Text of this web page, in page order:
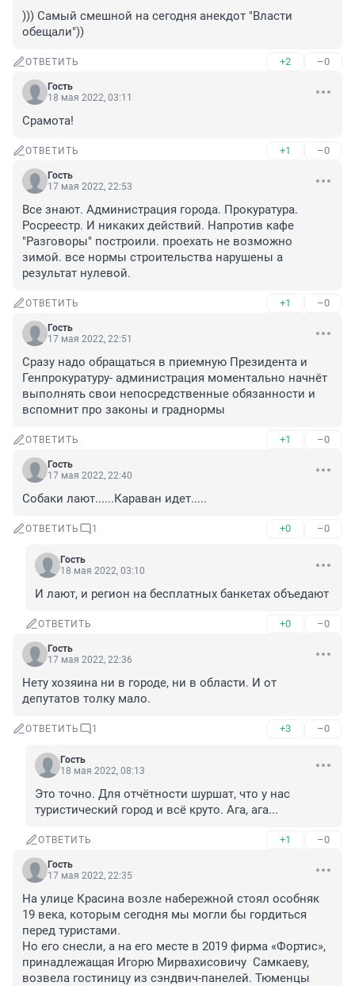
))) Самый смешной на сегодня анекдот "Власти
обещали"))
ОТВЕТИТЬ +2 –0
Гость
18 мая 2022, 03:11
Срамота!
ОТВЕТИТЬ +1 –0
Гость
17 мая 2022, 22:53
Все знают. Администрация города. Прокуратура.
Росреестр. И никаких действий. Напротив кафе
"Разговоры" построили. проехать не возможно
зимой. все нормы строительства нарушены а
результат нулевой.
ОТВЕТИТЬ +1 –0
Гость
17 мая 2022, 22:51
Сразу надо обращаться в приемную Президента и
Генпрокуратуру- администрация моментально начнёт
выполнять свои непосредственные обязанности и
вспомнит про законы и граднормы
ОТВЕТИТЬ +1 –0
Гость
17 мая 2022, 22:40
Собаки лают......Караван идет.....
ОТВЕТИТЬ 1 +0 –0
Гость
18 мая 2022, 03:10
И лают, и регион на бесплатных банкетах объедают
ОТВЕТИТЬ +0 –0
Гость
17 мая 2022, 22:36
Нету хозяина ни в городе, ни в области. И от
депутатов толку мало.
ОТВЕТИТЬ 1 +3 –0
Гость
18 мая 2022, 08:13
Это точно. Для отчётности шуршат, что у нас
туристический город и всё круто. Ага, ага...
ОТВЕТИТЬ +1 –0
Гость
17 мая 2022, 22:35
На улице Красина возле набережной стоял особняк
19 века, которым сегодня мы могли бы гордиться
перед туристами.
Но его снесли, а на его месте в 2019 фирма «Фортис»,
принадлежащая Игорю Мирвахисовичу  Самкаеву,
возвела гостиницу из сэндвич-панелей. Тюменцы